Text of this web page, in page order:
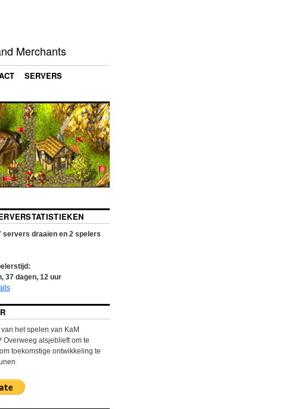
Merchants
SERVERS
servers draaien en 2 spelers
37dagen, 12 uur
het spelen van KaM
Overweeg alsjeblieft om te
toekomstige ontwikkeling te